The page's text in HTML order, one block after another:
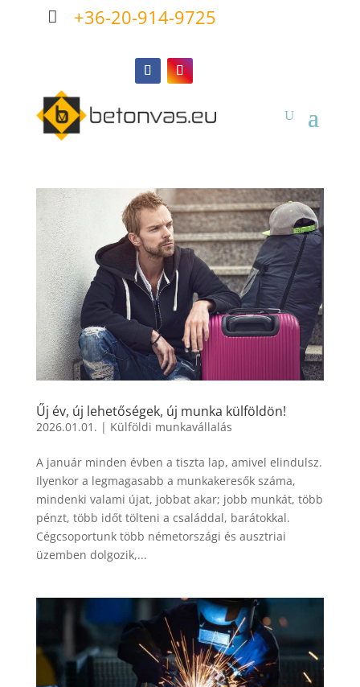
 +36-20-914-9725
Űj év, új lehetőségek, új munka külföldön!
2026.01.01. | Külföldi munkavállalás
A január minden évben a tiszta lap, amivel elindulsz.
Ilyenkor a legmagasabb a munkakeresők száma,
mindenki valami újat, jobbat akar; jobb munkát, több
pénzt, több időt tölteni a családdal, barátokkal.
Cégcsoportunk több németországi és ausztriai
üzemben dolgozik,...